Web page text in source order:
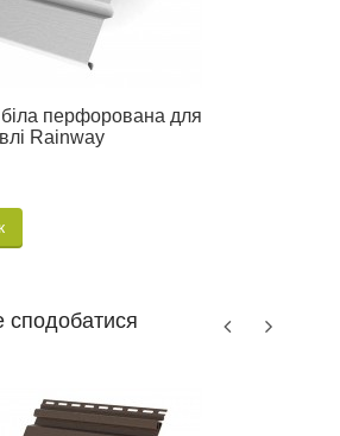
перфорована для
Rainway